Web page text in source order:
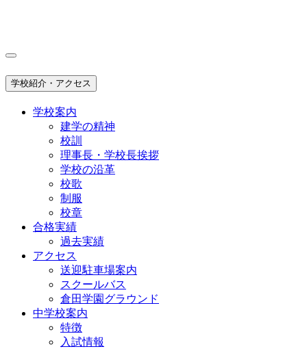
学校紹介・アクセス
学校案内
建学の精神
校訓
理事長・学校長挨拶
学校の沿革
校歌
制服
校章
合格実績
過去実績
アクセス
送迎駐車場案内
スクールバス
倉田学園グラウンド
中学校案内
特徴
入試情報